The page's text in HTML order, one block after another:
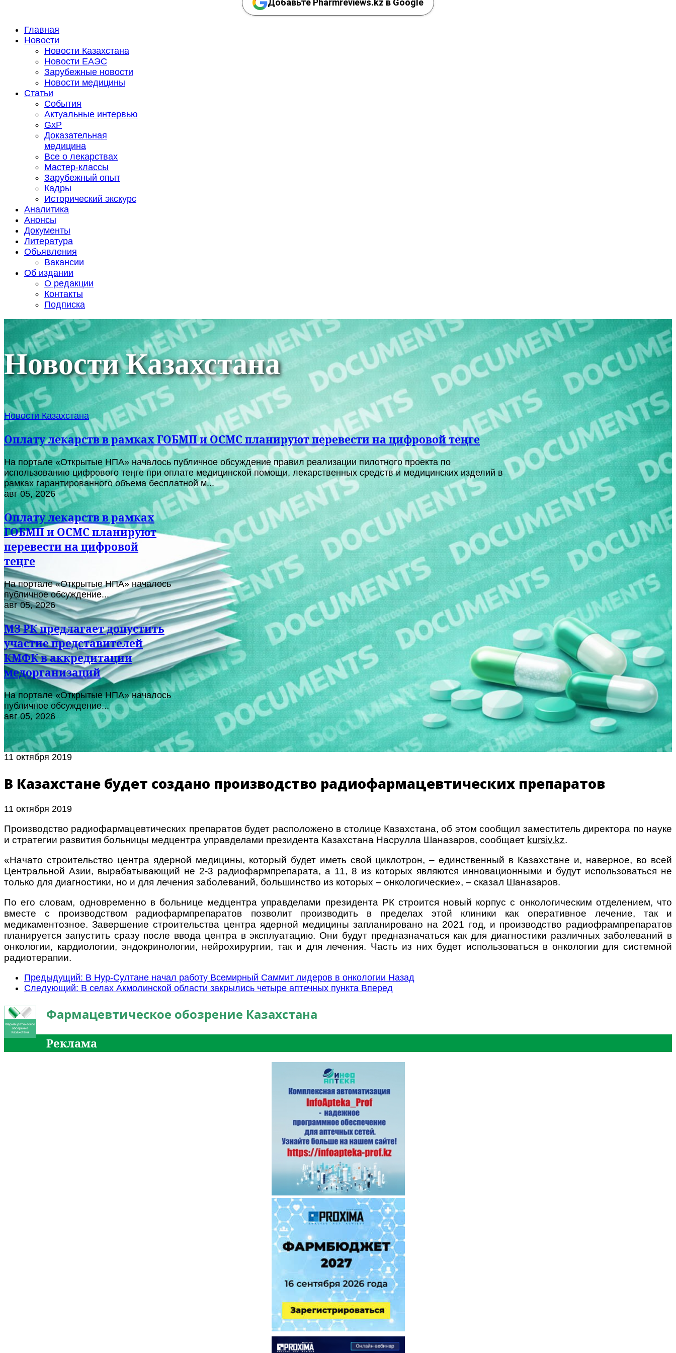
Добавьте Pharmreviews.kz в Google
Главная
Новости
Новости Казахстана
Новости ЕАЭС
Зарубежные новости
Новости медицины
Статьи
События
Актуальные интервью
GxP
Доказательная
медицина
Все о лекарствах
Мастер-классы
Зарубежный опыт
Кадры
Исторический экскурс
Аналитика
Анонсы
Документы
Литература
Объявления
Вакансии
Об издании
О редакции
Контакты
Подписка
Новости Казахстана
Новости Казахстана
Оплату лекарств в рамках ГОБМП и ОСМС планируют перевести на цифровой теңге
На портале «Открытые НПА» началось публичное обсуждение правил реализации пилотного проекта по
использованию цифрового теңге при оплате медицинской помощи, лекарственных средств и медицинских изделий в
рамках гарантированного объема бесплатной м...
авг 05, 2026
Оплату лекарств в рамках
ГОБМП и ОСМС планируют
перевести на цифровой
теңге
На портале «Открытые НПА» началось
публичное обсуждение...
авг 05, 2026
МЗ РК предлагает допустить
участие представителей
КМФК в аккредитации
медорганизаций
На портале «Открытые НПА» началось
публичное обсуждение...
авг 05, 2026
11 октября 2019
В Казахстане будет создано производство радиофармацевтических препаратов
11 октября 2019
Производство радиофармацевтических препаратов будет расположено в столице Казахстана, об этом сообщил заместитель директора по науке
и стратегии развития больницы медцентра управделами президента Казахстана Насрулла Шаназаров, сообщает kursiv.kz.
«Начато строительство центра ядерной медицины, который будет иметь свой циклотрон, – единственный в Казахстане и, наверное, во всей
Центральной Азии, вырабатывающий не 2-3 радиофармпрепарата, а 11, 8 из которых являются инновационными и будут использоваться не
только для диагностики, но и для лечения заболеваний, большинство из которых – онкологические», – сказал Шаназаров.
По его словам, одновременно в больнице медцентра управделами президента РК строится новый корпус с онкологическим отделением, что
вместе с производством радиофармпрепаратов позволит производить в пределах этой клиники как оперативное лечение, так и
медикаментозное. Завершение строительства центра ядерной медицины запланировано на 2021 год, и производство радиофрампрепаратов
планируется запустить сразу после ввода центра в эксплуатацию. Они будут предназначаться как для диагностики различных заболеваний в
онкологии, кардиологии, эндокринологии, нейрохирургии, так и для лечения. Часть из них будет использоваться в онкологии для системной
радиотерапии.
Предыдущий: В Нур-Султане начал работу Всемирный Саммит лидеров в онкологии Назад
Следующий: В селах Акмолинской области закрылись четыре аптечных пункта Вперед
Фармацевтическое обозрение Казахстана
Реклама